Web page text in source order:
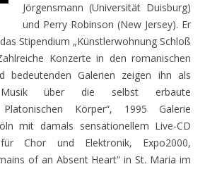
Jörgensmann (Universität Duisburg)
und Perry Robinson (New Jersey). Er
Stipendium „Künstlerwohnung Schloß
Konzerte in den romanischen
bedeutenden Galerien zeigen ihn als
über die selbst erbaute
Platonischen Körper“, 1995 Galerie
mit damals sensationellem Live-CD
Chor und Elektronik, Expo2000,
of an Absent Heart“ in St. Maria im